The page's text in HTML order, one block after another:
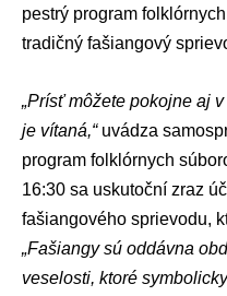
pestrý program
tradičný fašiangový
„Prísť môžete pokojne aj
je vítaná,“uvádza
program folklórnych
16:30 sa uskutoční zraz
fašiangového sprievodu,
„Fašiangy sú oddávna
veselosti, ktoré